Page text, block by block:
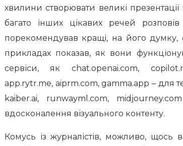
хвилини створювати великі
багато інших цікавих речей
порекомендував кращі, на його думку,
прикладах показав, як вони
сервіси, як chat.openai.com,
app.rytr.me, aiprm.com, gamma.app – для
kaiber.ai, runwayml.com,
вдосконалення візуального контенту.
Комусь із журналістів, можливо,